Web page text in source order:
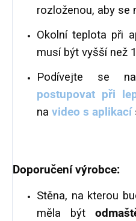
rozloženou, aby se
Okolní teplota při
musí být vyšší než
Podívejte se
postupovat při
na video s aplikací
Doporučení výrobce:
Stěna, na kterou
měla být